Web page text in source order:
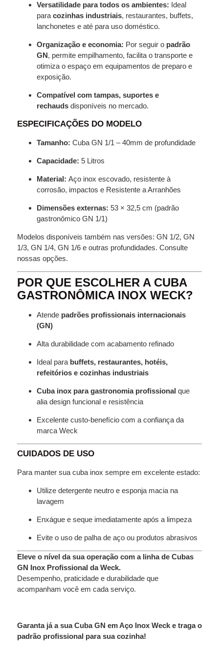
Versatilidade para todos os ambientes: Ideal
para cozinhas industriais, restaurantes, buffets,
lanchonetes e até para uso doméstico.
Organização e economia: Por seguir o padrão
GN, permite empilhamento, facilita o transporte e
otimiza o espaço em equipamentos de preparo e
exposição.
Compatível com tampas, suportes e
rechauds disponíveis no mercado.
ESPECIFICAÇÕES DO MODELO
Tamanho: Cuba GN 1/1 – 40mm de profundidade
Capacidade: 5 Litros
Material: Aço inox escovado, resistente à
corrosão, impactos e Resistente a Arranhões
Dimensões externas: 53 × 32,5 cm (padrão
gastronômico GN 1/1)
Modelos disponíveis também nas versões: GN 1/2, GN
1/3, GN 1/4, GN 1/6 e outras profundidades. Consulte
nossas opções.
POR QUE ESCOLHER A CUBA
GASTRONÔMICA INOX WECK?
Atende padrões profissionais internacionais
(GN)
Alta durabilidade com acabamento refinado
Ideal para buffets, restaurantes, hotéis,
refeitórios e cozinhas industriais
Cuba inox para gastronomia profissional que
alia design funcional e resistência
Excelente custo-benefício com a confiança da
marca Weck
CUIDADOS DE USO
Para manter sua cuba inox sempre em excelente estado:
Utilize detergente neutro e esponja macia na
lavagem
Enxágue e seque imediatamente após a limpeza
Evite o uso de palha de aço ou produtos abrasivos
Eleve o nível da sua operação com a linha de Cubas
GN Inox Profissional da Weck.
Desempenho, praticidade e durabilidade que
acompanham você em cada serviço.
Garanta já a sua Cuba GN em Aço Inox Weck e traga o
padrão profissional para sua cozinha!